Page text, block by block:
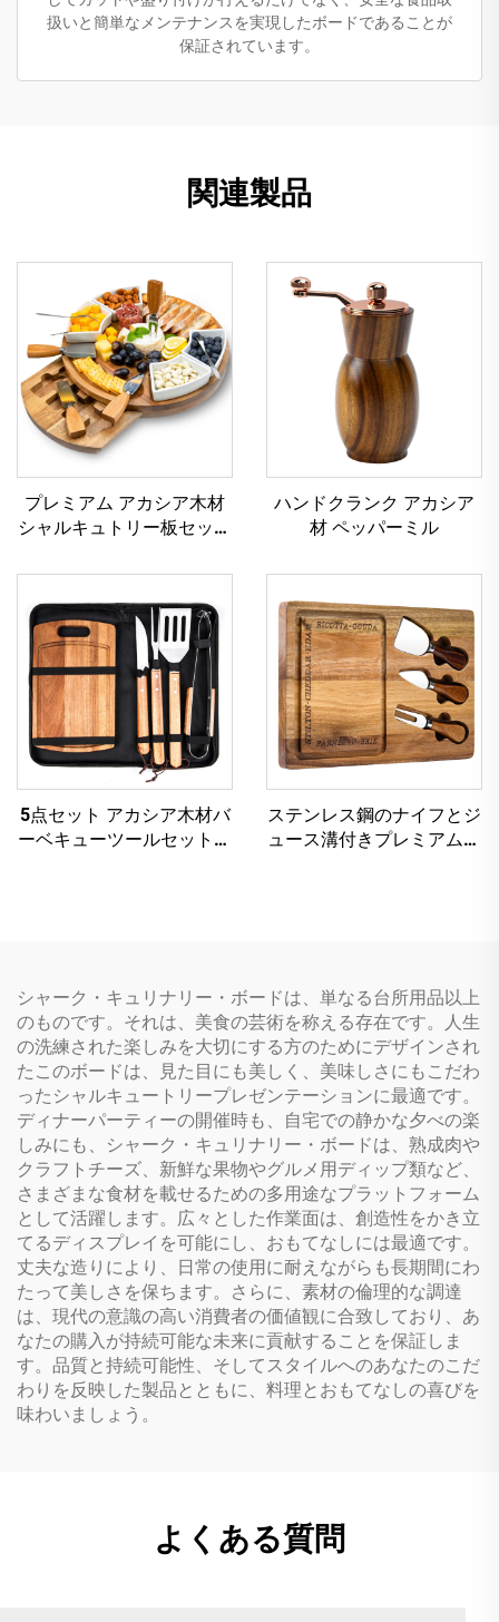
扱いと簡単なメンテナンスを実現したボードであることが
保証されています。
関連製品
プレミアム アカシア木材
シャルキュトリー板セット
ーズツール
ハンドクランク アカシア
材 ペッパーミル
5点セット アカシア木材バ
ーベキューツールセット・
ステンレス鋼のナイフとジ
ュース溝付きプレミアムア
シャーク・キュリナリー・ボードは、単なる台所用品以上
のものです。それは、美食の芸術を称える存在です。人生
の洗練された楽しみを大切にする方のためにデザインされ
たこのボードは、見た目にも美しく、美味しさにもこだわ
ったシャルキュートリープレゼンテーションに最適です。
ディナーパーティーの開催時も、自宅での静かな夕べの楽
しみにも、シャーク・キュリナリー・ボードは、熟成肉や
クラフトチーズ、新鮮な果物やグルメ用ディップ類など、
さまざまな食材を載せるための多用途なプラットフォーム
として活躍します。広々とした作業面は、創造性をかき立
てるディスプレイを可能にし、おもてなしには最適です。
丈夫な造りにより、日常の使用に耐えながらも長期間にわ
たって美しさを保ちます。さらに、素材の倫理的な調達
は、現代の意識の高い消費者の価値観に合致しており、あ
なたの購入が持続可能な未来に貢献することを保証しま
す。品質と持続可能性、そしてスタイルへのあなたのこだ
わりを反映した製品とともに、料理とおもてなしの喜びを
味わいましょう。
よくある質問